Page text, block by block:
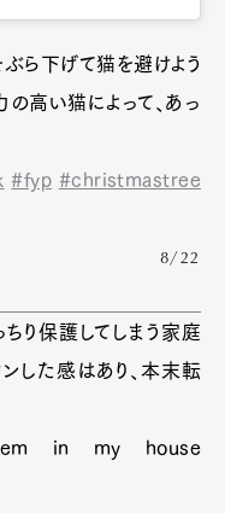
ら下げて猫を避けよう
高い猫によって、あっ
#fyp #christmastree
8/22
り保護してしまう家庭
した感はあり、本末転
in my house